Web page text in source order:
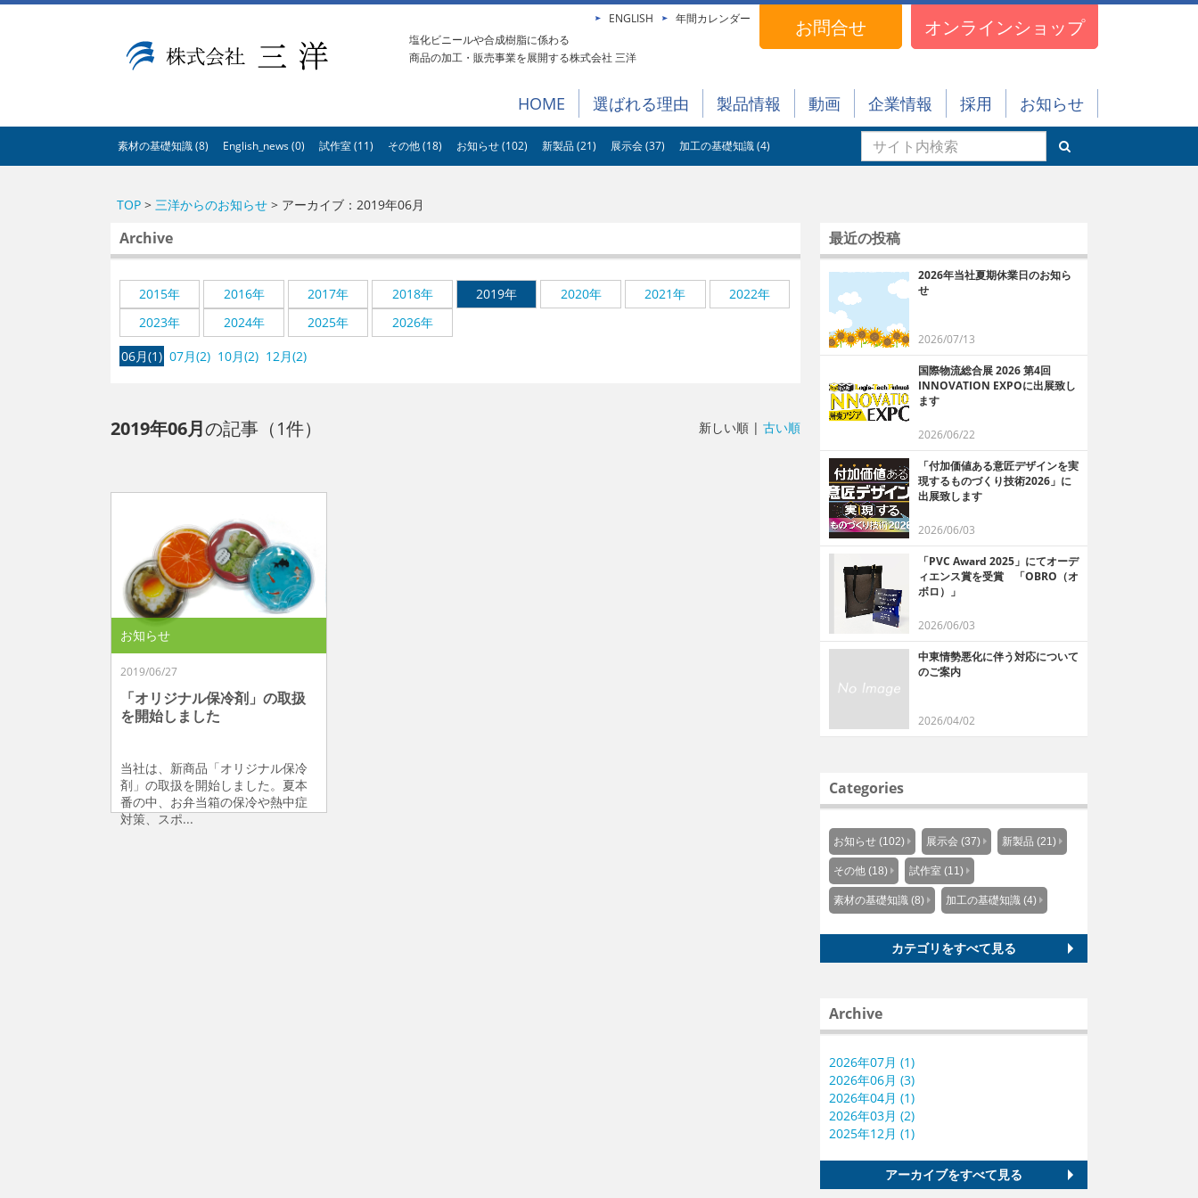
A53E59DB21DB099A77E5122BCBD1D26E
ENGLISH 年間カレンダー お問合せ オンラインショップ
塩化ビニールや合成樹脂に係わる
商品の加工・販売事業を展開する株式会社 三洋
HOME 選ばれる理由 製品情報 動画 企業情報 採用 お知らせ
素材の基礎知識 (8) English_news (0) 試作室 (11) その他 (18) お知らせ (102) 新製品 (21) 展示会 (37) 加工の基礎知識 (4)
TOP >三洋からのお知らせ > アーカイブ：2019年06月
Archive
2015年 2016年 2017年 2018年 2019年 2020年 2021年
2022年
2023年
2024年 2025年
2026年
06月(1) 07月(2) 10月(2) 12月(2)
2019年06月の記事（1件） 新しい順 |古い順
お知らせ
2019/06/27
「オリジナル保冷剤」の取扱
を開始しました
当社は、新商品「オリジナル保冷
剤」の取扱を開始しました。夏本
番の中、お弁当箱の保冷や熱中症
対策、スポ...
最近の投稿
2026年当社夏期休業日のお知ら
せ
2026/07/13
国際物流総合展 2026 第4回
INNOVATION EXPOに出展致し
ます
2026/06/22
「付加価値ある意匠デザインを実
現するものづくり技術2026」に
出展致します
2026/06/03
「PVC Award 2025」にてオーデ
ィエンス賞を受賞 「OBRO（オ
ボロ）」
2026/06/03
中東情勢悪化に伴う対応について
のご案内
2026/04/02
Categories
お知らせ (102) 展示会 (37) 新製品 (21)
その他 (18) 試作室 (11)
素材の基礎知識 (8) 加工の基礎知識 (4)
カテゴリをすべて見る
Archive
2026年07月 (1)
2026年06月 (3)
2026年04月 (1)
2026年03月 (2)
2025年12月 (1)
アーカイブをすべて見る